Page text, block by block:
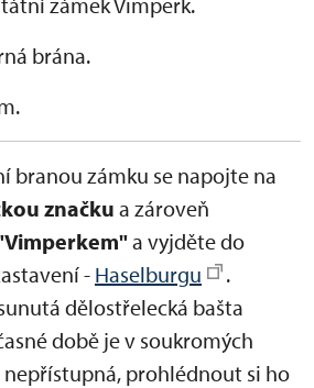
brána.
branou zámku se napojte na
značku a zároveň
a vyjděte do
- Haselburgu
.
dělostřelecká bašta
době je v soukromých
prohlédnout si ho